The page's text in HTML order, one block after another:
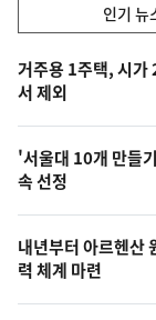
기,
최
신,
오
늘
의
영
상
인기 뉴
인
기
뉴
스
거주용 1주택, 시가
서 제외
'서울대 10개 만들
속 선정
내년부터 아르헨산
력 체계 마련